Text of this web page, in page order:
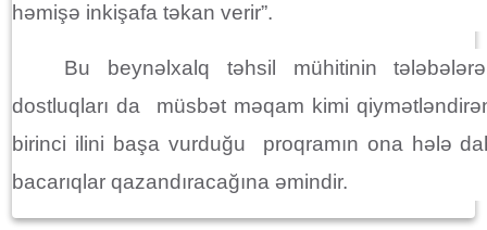
həmişə inkişafa təkan verir”.
Bu beynəlxalq təhsil mühitinin tələbələrə
dostluqları da müsbət məqam kimi
birinci ilini başa vurduğu proqramın ona hələ
bacarıqlar qazandıracağına əmindir.